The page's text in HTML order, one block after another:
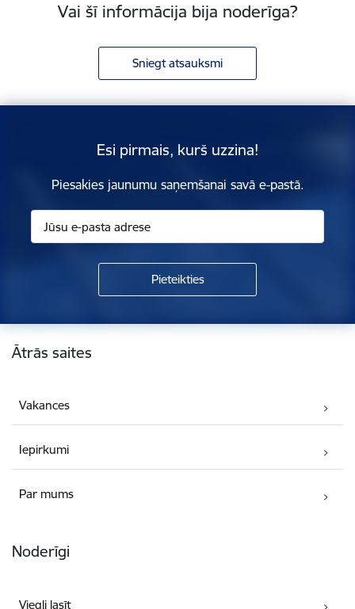
Vai šī informācija bija noderīga?
Sniegt atsauksmi
Esi pirmais, kurš uzzina!
Piesakies jaunumu saņemšanai savā e-pastā.
Kājene
Ātrās saites
Vakances
Iepirkumi
Par mums
Noderīgi
Viegli lasīt